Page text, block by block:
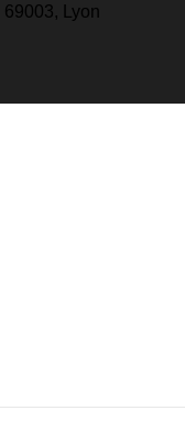
Lyon